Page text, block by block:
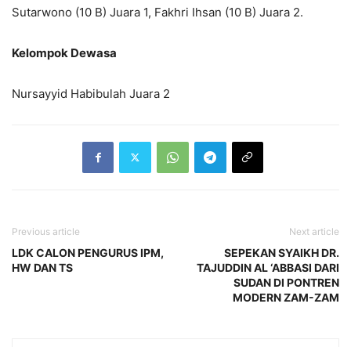
Sutarwono (10 B) Juara 1, Fakhri Ihsan (10 B) Juara 2.
Kelompok Dewasa
Nursayyid Habibulah Juara 2
Previous article
LDK CALON PENGURUS IPM,
HW DAN TS
Next article
SEPEKAN SYAIKH DR.
TAJUDDIN AL ‘ABBASI DARI
SUDAN DI PONTREN
MODERN ZAM-ZAM